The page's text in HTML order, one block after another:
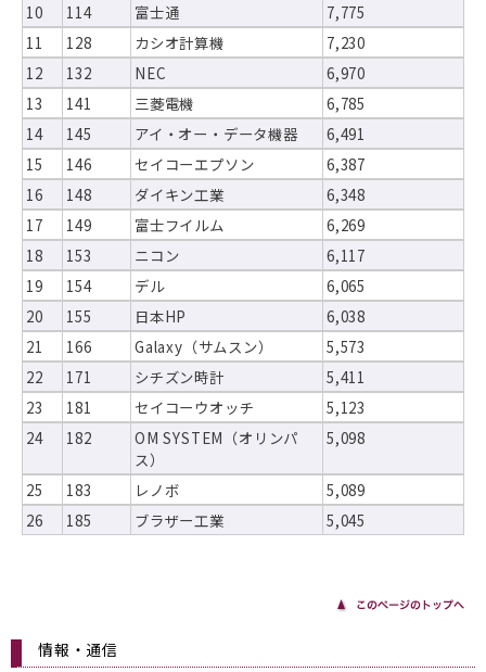
10
114 富士通
7,775
11
128 カシオ計算機
7,230
12
132 NEC
6,970
13
141 三菱電機
6,785
14
145 アイ・オー・データ機器
6,491
15
146 セイコーエプソン
6,387
16
148 ダイキン工業
6,348
17
149 富士フイルム
6,269
18
153 ニコン
6,117
19
154 デル
6,065
20
155 日本HP
6,038
21
166 Galaxy（サムスン）
5,573
22
171 シチズン時計
5,411
23
181 セイコーウオッチ
5,123
24
182
OM SYSTEM（オリンパ
ス）
5,098
25 183 レノボ
5,089
26
185 ブラザー工業 5,045
情報・通信